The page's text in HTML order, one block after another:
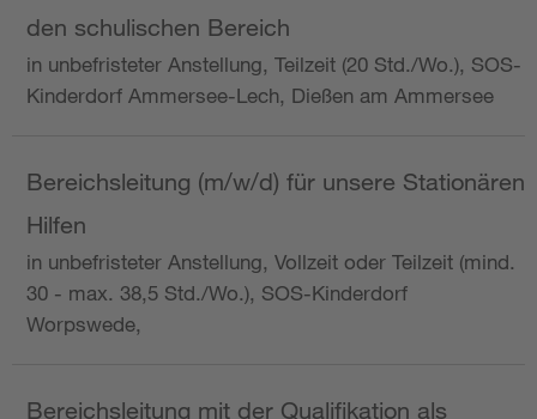
den schulischen Bereich
in unbefristeter Anstellung, Teilzeit (20 Std./Wo.), SOS-
Kinderdorf Ammersee-Lech, Dießen am Ammersee
Bereichsleitung (m/w/d) für unsere Stationären
Hilfen
in unbefristeter Anstellung, Vollzeit oder Teilzeit (mind.
30 - max. 38,5 Std./Wo.), SOS-Kinderdorf
Worpswede,
Bereichsleitung mit der Qualifikation als